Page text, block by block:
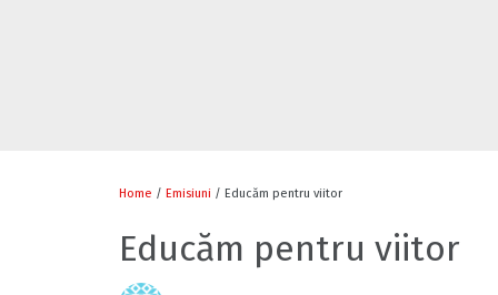
Home / Emisiuni / Educăm pentru viitor
Educăm pentru viitor